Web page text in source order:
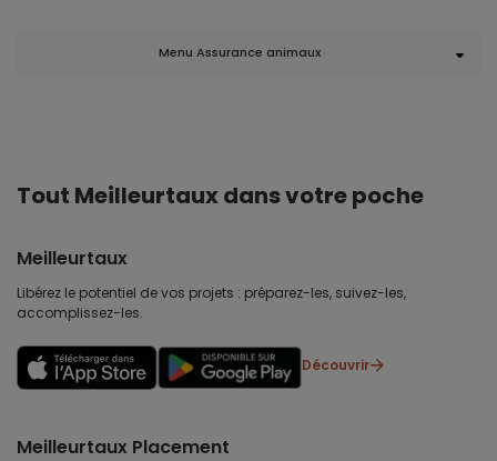
Menu Assurance animaux
Tout Meilleurtaux dans votre poche
Meilleurtaux
Libérez le potentiel de vos projets : préparez-les, suivez-les,
accomplissez-les.
Découvrir
Meilleurtaux Placement